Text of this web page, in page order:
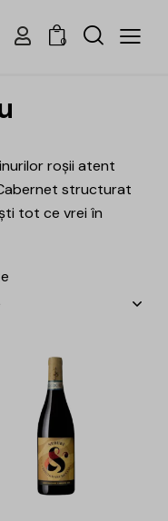
0
roșii atent
structurat
tot ce vrei în